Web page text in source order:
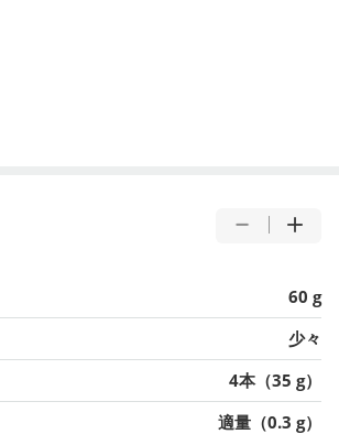
60 g
少々
4本（35 g）
適量（0.3 g）